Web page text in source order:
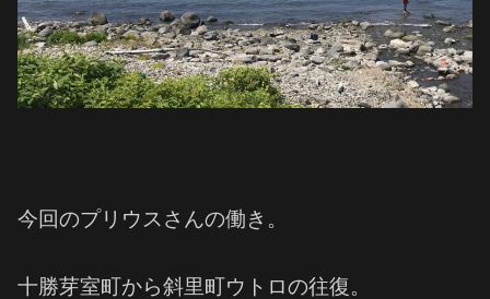
今回のプリウスさんの働き。
十勝芽室町から斜里町ウトロの往復。